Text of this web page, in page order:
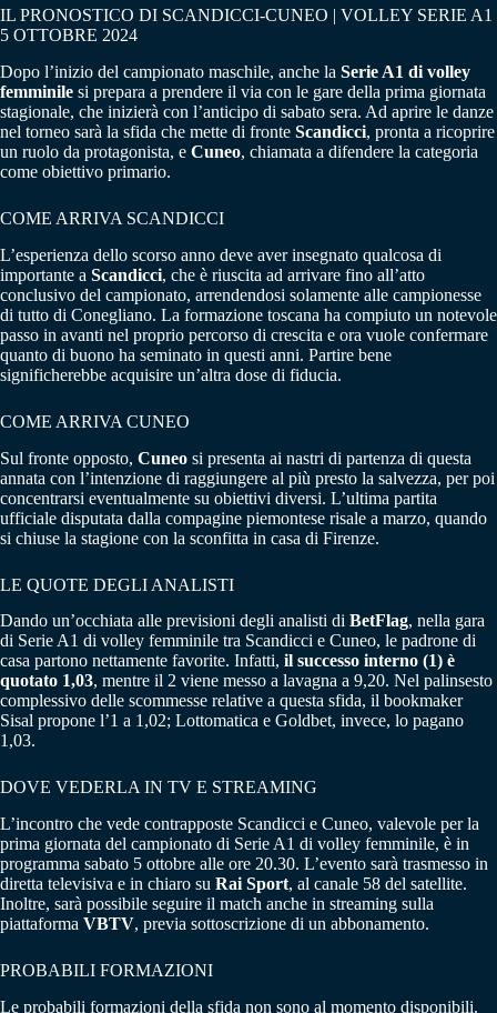
IL PRONOSTICO DI SCANDICCI-CUNEO | VOLLEY SERIE A1
5 OTTOBRE 2024
Dopo l’inizio del campionato maschile, anche la Serie A1 di volley
femminile si prepara a prendere il via con le gare della prima giornata
stagionale, che inizierà con l’anticipo di sabato sera. Ad aprire le danze
nel torneo sarà la sfida che mette di fronte Scandicci, pronta a ricoprire
un ruolo da protagonista, e Cuneo, chiamata a difendere la categoria
come obiettivo primario.
COME ARRIVA SCANDICCI
L’esperienza dello scorso anno deve aver insegnato qualcosa di
importante a Scandicci, che è riuscita ad arrivare fino all’atto
conclusivo del campionato, arrendendosi solamente alle campionesse
di tutto di Conegliano. La formazione toscana ha compiuto un notevole
passo in avanti nel proprio percorso di crescita e ora vuole confermare
quanto di buono ha seminato in questi anni. Partire bene
significherebbe acquisire un’altra dose di fiducia.
COME ARRIVA CUNEO
Sul fronte opposto, Cuneo si presenta ai nastri di partenza di questa
annata con l’intenzione di raggiungere al più presto la salvezza, per poi
concentrarsi eventualmente su obiettivi diversi. L’ultima partita
ufficiale disputata dalla compagine piemontese risale a marzo, quando
si chiuse la stagione con la sconfitta in casa di Firenze.
LE QUOTE DEGLI ANALISTI
Dando un’occhiata alle previsioni degli analisti di BetFlag, nella gara
di Serie A1 di volley femminile tra Scandicci e Cuneo, le padrone di
casa partono nettamente favorite. Infatti, il successo interno (1) è
quotato 1,03, mentre il 2 viene messo a lavagna a 9,20. Nel palinsesto
complessivo delle scommesse relative a questa sfida, il bookmaker
Sisal propone l’1 a 1,02; Lottomatica e Goldbet, invece, lo pagano
1,03.
DOVE VEDERLA IN TV E STREAMING
L’incontro che vede contrapposte Scandicci e Cuneo, valevole per la
prima giornata del campionato di Serie A1 di volley femminile, è in
programma sabato 5 ottobre alle ore 20.30. L’evento sarà trasmesso in
diretta televisiva e in chiaro su Rai Sport, al canale 58 del satellite.
Inoltre, sarà possibile seguire il match anche in streaming sulla
piattaforma VBTV, previa sottoscrizione di un abbonamento.
PROBABILI FORMAZIONI
Le probabili formazioni della sfida non sono al momento disponibili.